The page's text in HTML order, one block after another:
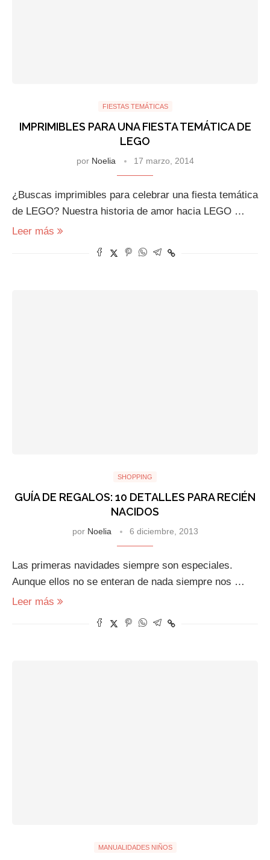
FIESTAS TEMÁTICAS
IMPRIMIBLES PARA UNA FIESTA TEMÁTICA DE
LEGO
por Noelia 17 marzo, 2014
¿Buscas imprimibles para celebrar una fiesta temática
de LEGO? Nuestra historia de amor hacia LEGO …
Leer más
SHOPPING
GUÍA DE REGALOS: 10 DETALLES PARA RECIÉN
NACIDOS
por Noelia 6 diciembre, 2013
Las primeras navidades siempre son especiales.
Aunque ellos no se enteran de nada siempre nos …
Leer más
MANUALIDADES NIÑOS